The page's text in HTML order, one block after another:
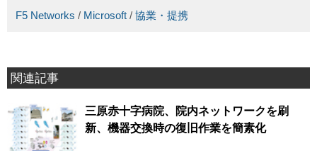
F5 Networks / Microsoft / 協業・提携
関連記事
三原赤十字病院、院内ネットワークを刷
新、機器交換時の復旧作業を簡素化